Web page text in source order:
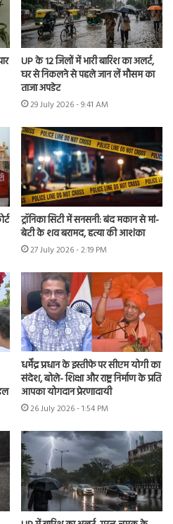
UP के 12 जिलों में भारी बारिश का अलर्ट,
घर से निकलने से पहले जान लें मौसम का
ताजा अपडेट
29 July 2026 - 9:41 AM
ट्रॉनिका सिटी में सनसनी: बंद मकान से मां-
बेटी के शव बरामद, हत्या की आशंका
27 July 2026 - 2:19 PM
धर्मेंद्र प्रधान के इस्तीफे पर सीएम योगी का
संदेश, बोले- शिक्षा और राष्ट्र निर्माण के प्रति
आपका योगदान प्रेरणादायी
26 July 2026 - 1:54 PM